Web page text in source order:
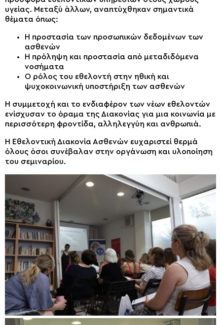
υγείας. Μεταξύ άλλων, αναπτύχθηκαν σημαντικά
θέματα όπως:
Η προστασία των προσωπικών δεδομένων των
ασθενών
Η πρόληψη και προστασία από μεταδιδόμενα
νοσήματα
Ο ρόλος του εθελοντή στην ηθική και
ψυχοκοινωνική υποστήριξη των ασθενών
Η συμμετοχή και το ενδιαφέρον των νέων εθελοντών
ενίσχυσαν το όραμα της Διακονίας για μια κοινωνία με
περισσότερη φροντίδα, αλληλεγγύη και ανθρωπιά.
Η Εθελοντική Διακονία Ασθενών ευχαριστεί θερμά
όλους όσοι συνέβαλαν στην οργάνωση και υλοποίηση
του σεμιναρίου.